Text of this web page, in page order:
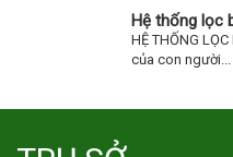
Hệ thống lọc
HỆ THỐNG
của con người...